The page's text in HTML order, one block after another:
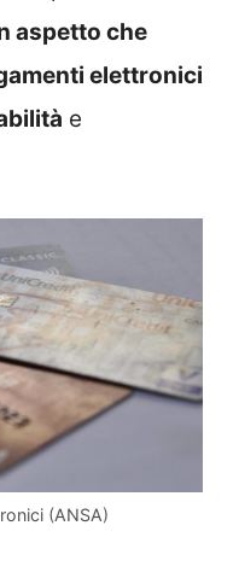
aspetto che
elettronici
e
(ANSA)